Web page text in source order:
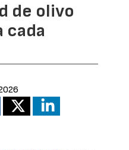
de olivo
cada